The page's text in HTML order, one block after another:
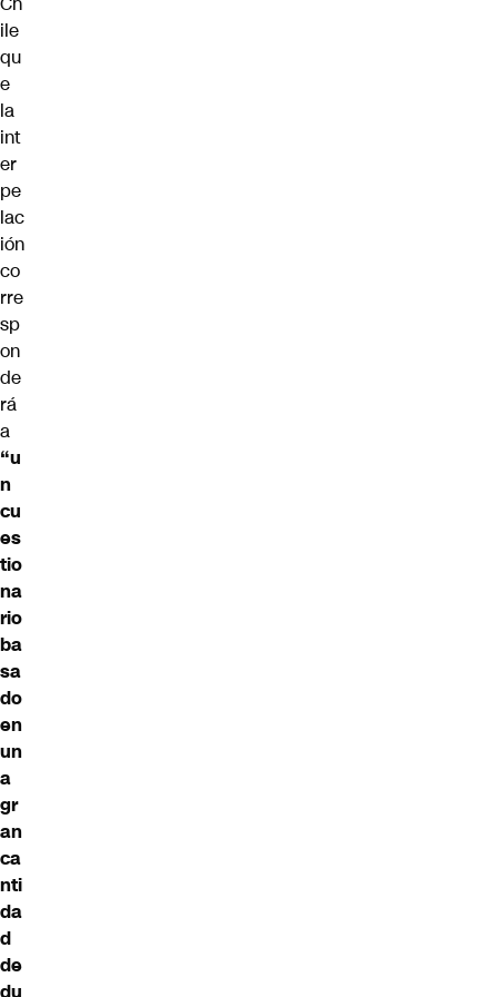
ile
qu
e
la
int
er
pe
lac
ión
co
rre
sp
on
de
rá
a
“u
n
cu
es
tio
na
rio
ba
sa
do
en
un
a
gr
an
ca
nti
da
d
de
du